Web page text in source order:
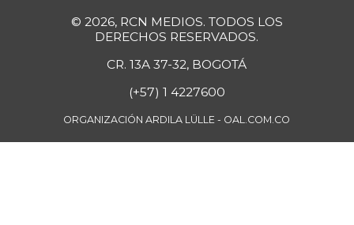
© 2026, RCN MEDIOS. TODOS LOS
DERECHOS RESERVADOS.
CR. 13A 37-32, BOGOTÁ
(+57) 1 4227600
ORGANIZACIÓN ARDILA LÜLLE - OAL.COM.CO